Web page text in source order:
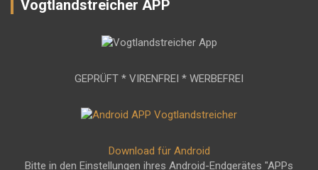
Vogtlandstreicher APP
GEPRÜFT * VIRENFREI * WERBEFREI
Download für Android
Bitte in den Einstellungen ihres Android-Endgerätes "APPs